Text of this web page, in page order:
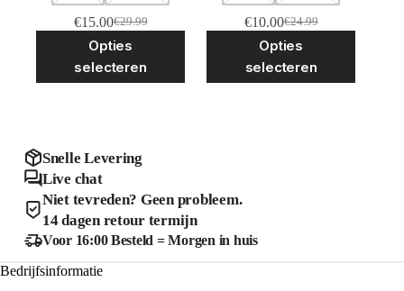
€29.99
Oorspronkelijke
prijs
was:
€29.99.
€15.00Huidige
prijs
is:
€15.00.
Opties
selecteren
meerdere
op
de
productpagina
€24.99
Oorspronkelijke
prijs
was:
€24.99.
€10.00Huidige
prijs
is:
€10.00.
Opties
selecteren
Snelle Levering
Live chat
Niet tevreden? Geen probleem.
14 dagen retour termijn
Voor 16:00 Besteld = Morgen in huis
Bedrijfsinformatie